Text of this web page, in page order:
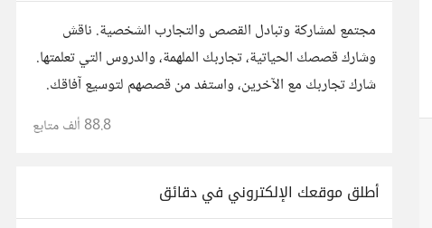
مجتمع لمشاركة وتبادل القصص والتجارب الشخصية. ناقش
وشارك قصصك الحياتية، تجاربك الملهمة، والدروس التي تعلمتها.
شارك تجاربك مع الآخرين، واستفد من قصصهم لتوسيع آفاقك.
88.8 ألف متابع
أطلق موقعك الإلكتروني في دقائق